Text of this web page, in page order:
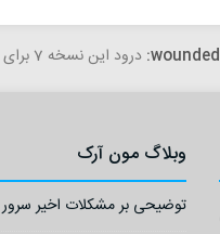
درود این نسخه 7 برای مکس 2025 هم جوابه؟...
وبلاگ مون آرک
توضیحی بر مشکلات اخیر سرور